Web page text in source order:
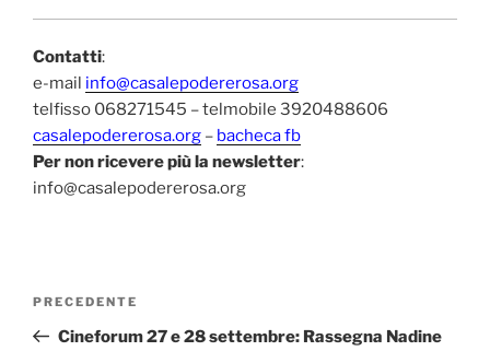
Contatti:
e-mail info@casalepodererosa.org
telfisso 068271545 – telmobile 3920488606
casalepodererosa.org – bacheca fb
Per non ricevere più la newsletter:
info@casalepodererosa.org
Articolo
precedente:
PRECEDENTE
Cineforum 27 e 28 settembre: Rassegna Nadine